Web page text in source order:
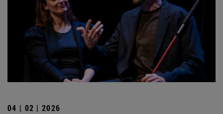
04 | 02 | 2026